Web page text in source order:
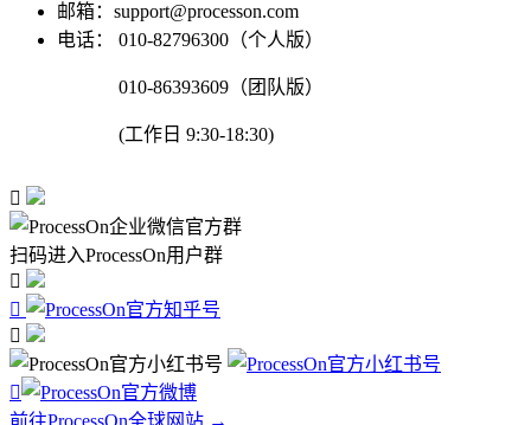
邮箱：support@processon.com
电话：
010-82796300（个人版）
010-86393609（团队版）
(工作日 9:30-18:30)

扫码进入ProcessOn用户群




前往ProcessOn全球网站 →